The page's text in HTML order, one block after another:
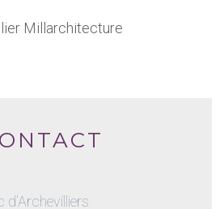
Millarchitecture